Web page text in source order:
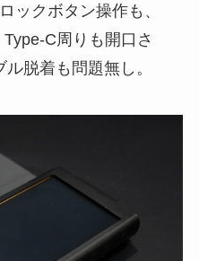
ックボタン操作も、
C周りも開口さ
脱着も問題無し。